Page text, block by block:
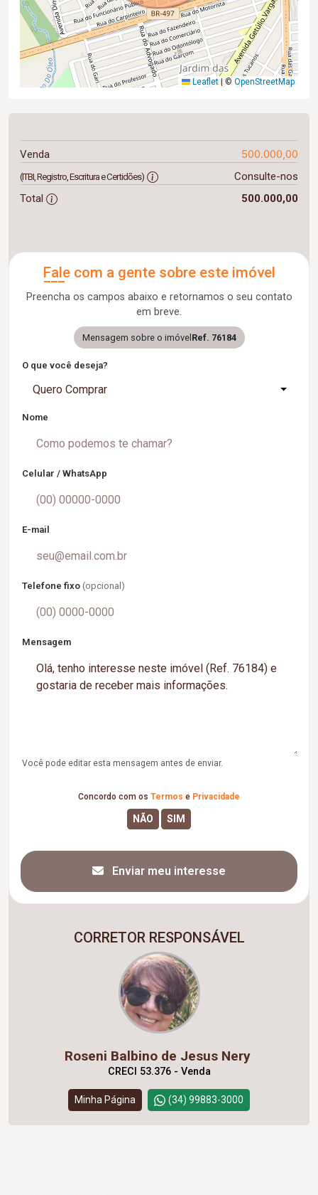
Leaflet |© OpenStreetMap
Venda 500.000,00
(ITBI, Registro, Escritura e Certidões)
Consulte-nos
Total
500.000,00
Fale com a gente sobre este imóvel
Preencha os campos abaixo e retornamos o seu contato
em breve.
Mensagem sobre o imóvel Ref. 76184
O que você deseja?
Quero Comprar
Nome
Celular / WhatsApp
E-mail
Telefone fixo (opcional)
Mensagem
Você pode editar esta mensagem antes de enviar.
Concordo com os Termos e Privacidade
Enviar meu interesse
CORRETOR RESPONSÁVEL
Roseni Balbino de Jesus Nery
CRECI 53.376 - Venda
Minha Página (34) 99883-3000